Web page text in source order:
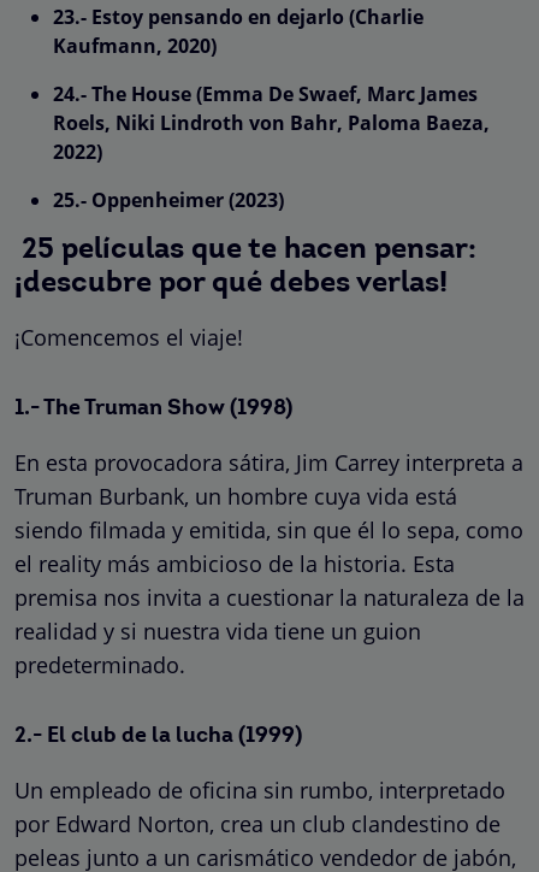
23.- Estoy pensando en dejarlo (Charlie
Kaufmann, 2020)
24.- The House (Emma De Swaef, Marc James
Roels, Niki Lindroth von Bahr, Paloma Baeza,
2022)
25.- Oppenheimer (2023)
25 películas que te hacen pensar:
¡descubre por qué debes verlas!
¡Comencemos el viaje!
1.- The Truman Show (1998)
En esta provocadora sátira, Jim Carrey interpreta a
Truman Burbank, un hombre cuya vida está
siendo filmada y emitida, sin que él lo sepa, como
el reality más ambicioso de la historia. Esta
premisa nos invita a cuestionar la naturaleza de la
realidad y si nuestra vida tiene un guion
predeterminado.
2.- El club de la lucha (1999)
Un empleado de oficina sin rumbo, interpretado
por Edward Norton, crea un club clandestino de
peleas junto a un carismático vendedor de jabón,